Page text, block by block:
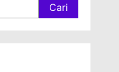
Cari